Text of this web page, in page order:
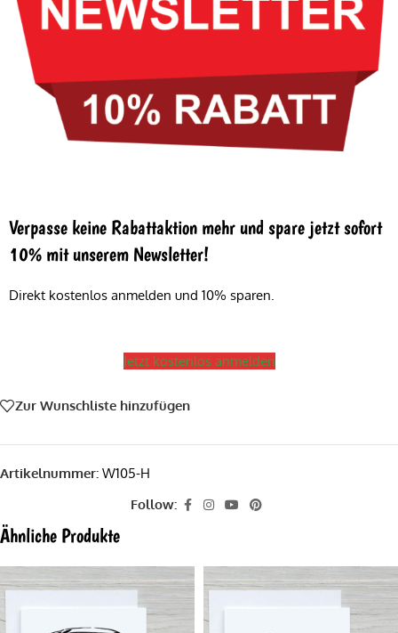
Verpasse keine Rabattaktion mehr und spare jetzt sofort
10% mit unserem Newsletter!
Direkt kostenlos anmelden und 10% sparen.
Jetzt kostenlos anmelden
Zur Wunschliste hinzufügen
Artikelnummer: W105-H
Follow:
Ähnliche Produkte